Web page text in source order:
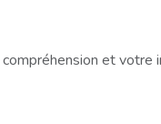
et votre